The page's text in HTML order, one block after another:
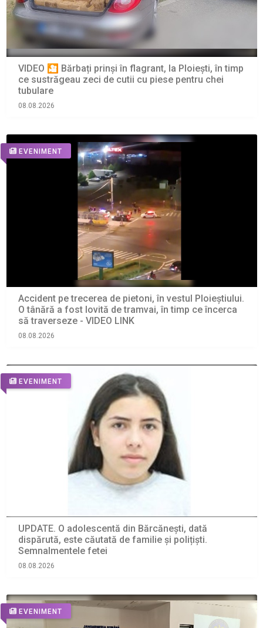
VIDEO 🎦 Bărbați prinși în flagrant, la Ploiești, în timp
ce sustrăgeau zeci de cutii cu piese pentru chei
tubulare
08.08.2026
EVENIMENT
Accident pe trecerea de pietoni, în vestul Ploieștiului.
O tânără a fost lovită de tramvai, în timp ce încerca
să traverseze - VIDEO LINK
08.08.2026
EVENIMENT
UPDATE. O adolescentă din Bărcănești, dată
dispărută, este căutată de familie și polițiști.
Semnalmentele fetei
08.08.2026
EVENIMENT